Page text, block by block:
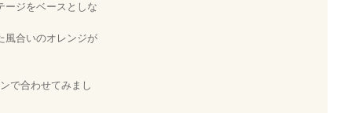
ージをベースとしな
風合いのオレンジが
で合わせてみまし